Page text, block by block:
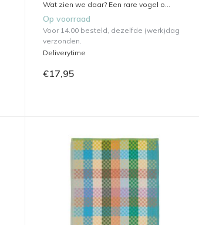
Wat zien we daar? Een rare vogel o...
Op voorraad
Voor 14.00 besteld, dezelfde (werk)dag
verzonden.
Deliverytime
€17,95